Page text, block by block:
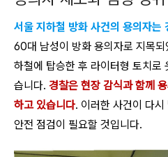
서울 지하철 방화 사건의 용의자는
60대 남성이 방화 용의자로 지목
하철에 탑승한 후 라이터형 토치로
습니다. 경찰은 현장 감식과 함께
하고 있습니다. 이러한 사건이 다
안전 점검이 필요할 것입니다.